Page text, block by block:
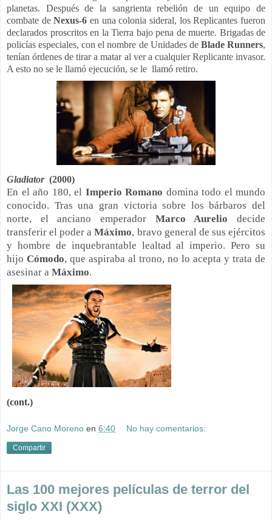
planetas. Después de la sangrienta rebelión de un equipo de
combate deNexus-6 en una colonia sideral, los Replicantes fueron
declarados proscritos en la Tierra bajo pena de muerte. Brigadas de
policías especiales, con el nombre de Unidades de Blade Runners,
tenían órdenes de tirar a matar al ver a cualquier Replicante invasor.
A esto no se le llamó ejecución, se le llamó retiro.
Gladiator(2000)
En el año 180, el Imperio Romano domina todo el mundo
conocido. Tras una gran victoria sobre los bárbaros del
norte, el anciano emperador Marco Aurelio decide
transferir el poder aMáximo, bravo general de sus ejércitos
y hombre de inquebrantable lealtad al imperio. Pero su
hijo Cómodo, que aspiraba al trono, no lo acepta y trata de
asesinar a Máximo.
(cont.)
Jorge Cano Moreno en 6:40 No hay comentarios:
Compartir
Las 100 mejores películas de terror del
siglo XXI (XXX)